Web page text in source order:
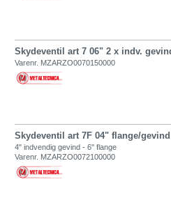
Skydeventil art 7 06" 2 x indv.
Varenr. MZARZO0070150000
Skydeventil art 7F 04" flange/gevind
4" indvendig gevind - 6" flange
Varenr. MZARZO0072100000